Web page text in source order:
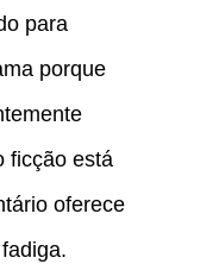
para
porque
ficção está
oferece